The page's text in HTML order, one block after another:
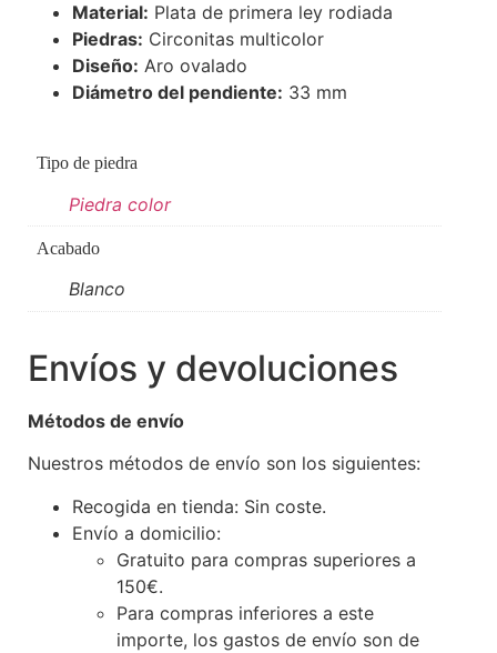
Material: Plata de primera ley rodiada
Piedras: Circonitas multicolor
Diseño: Aro ovalado
Diámetro del pendiente: 33 mm
Tipo de piedra
Piedra color
Acabado
Blanco
Envíos y devoluciones
Métodos de envío
Nuestros métodos de envío son los siguientes:
Recogida en tienda: Sin coste.
Envío a domicilio:
Gratuito para compras superiores a
150€.
Para compras inferiores a este
importe, los gastos de envío son de